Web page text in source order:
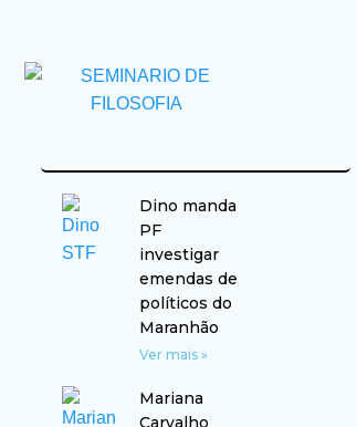
Dino manda
PF
investigar
emendas de
políticos do
Maranhão
Ver mais »
Mariana
Carvalho